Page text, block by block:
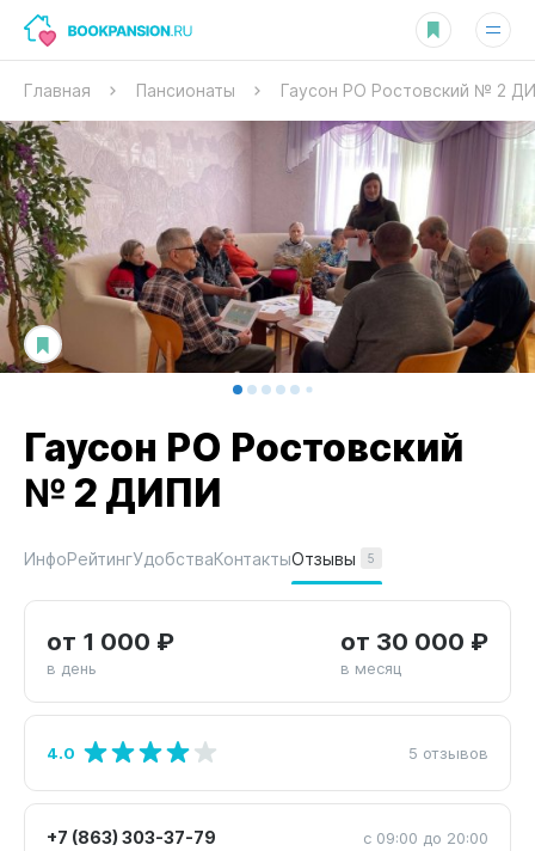
Главная Пансионаты Гаусон РО Ростовский № 2
Гаусон РО Ростовский
№ 2 ДИПИ
ИнфоРейтингУдобстваКонтактыОтзывы 5
от 1 000 ₽
в день
от 30 000 ₽
в месяц
4.0 5 отзывов
+7 (863) 303-37-79 с 09:00 до 20:00